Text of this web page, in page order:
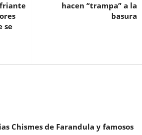
se
hacen “trampa” a la
basura
Chismes de Farandula y famosos